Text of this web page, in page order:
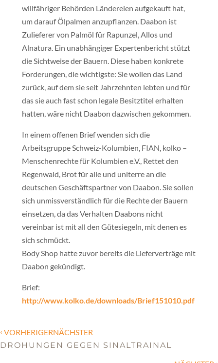
willfähriger Behörden Ländereien aufgekauft hat,
um darauf Ölpalmen anzupflanzen. Daabon ist
Zulieferer von Palmöl für Rapunzel, Allos und
Alnatura. Ein unabhängiger Expertenbericht stützt
die Sichtweise der Bauern. Diese haben konkrete
Forderungen, die wichtigste: Sie wollen das Land
zurück, auf dem sie seit Jahrzehnten lebten und für
das sie auch fast schon legale Besitztitel erhalten
hatten, wäre nicht Daabon dazwischen gekommen.
In einem offenen Brief wenden sich die
Arbeitsgruppe Schweiz-Kolumbien, FIAN, kolko –
Menschenrechte für Kolumbien e.V., Rettet den
Regenwald, Brot für alle und uniterre an die
deutschen Geschäftspartner von Daabon. Sie sollen
sich unmissverständlich für die Rechte der Bauern
einsetzen, da das Verhalten Daabons nicht
vereinbar ist mit all den Gütesiegeln, mit denen es
sich schmückt.
Body Shop hatte zuvor bereits die Lieferverträge mit
Daabon gekündigt.
Brief:
http://www.kolko.de/downloads/Brief151010.pdf
‹ VORHERIGERNÄCHSTER
DROHUNGEN GEGEN SINALTRAINAL